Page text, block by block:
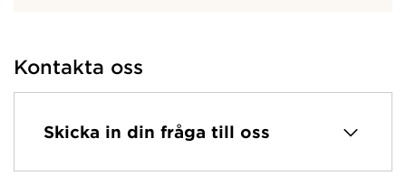
Kontakta oss
Skicka in din fråga till oss